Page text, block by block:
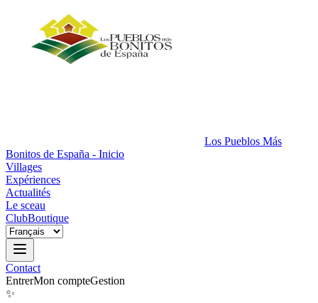
Los Pueblos Más
Bonitos de España - Inicio
Villages
Expériences
Actualités
Le sceau
ClubBoutique
Contact
EntrerMon compteGestion
✨